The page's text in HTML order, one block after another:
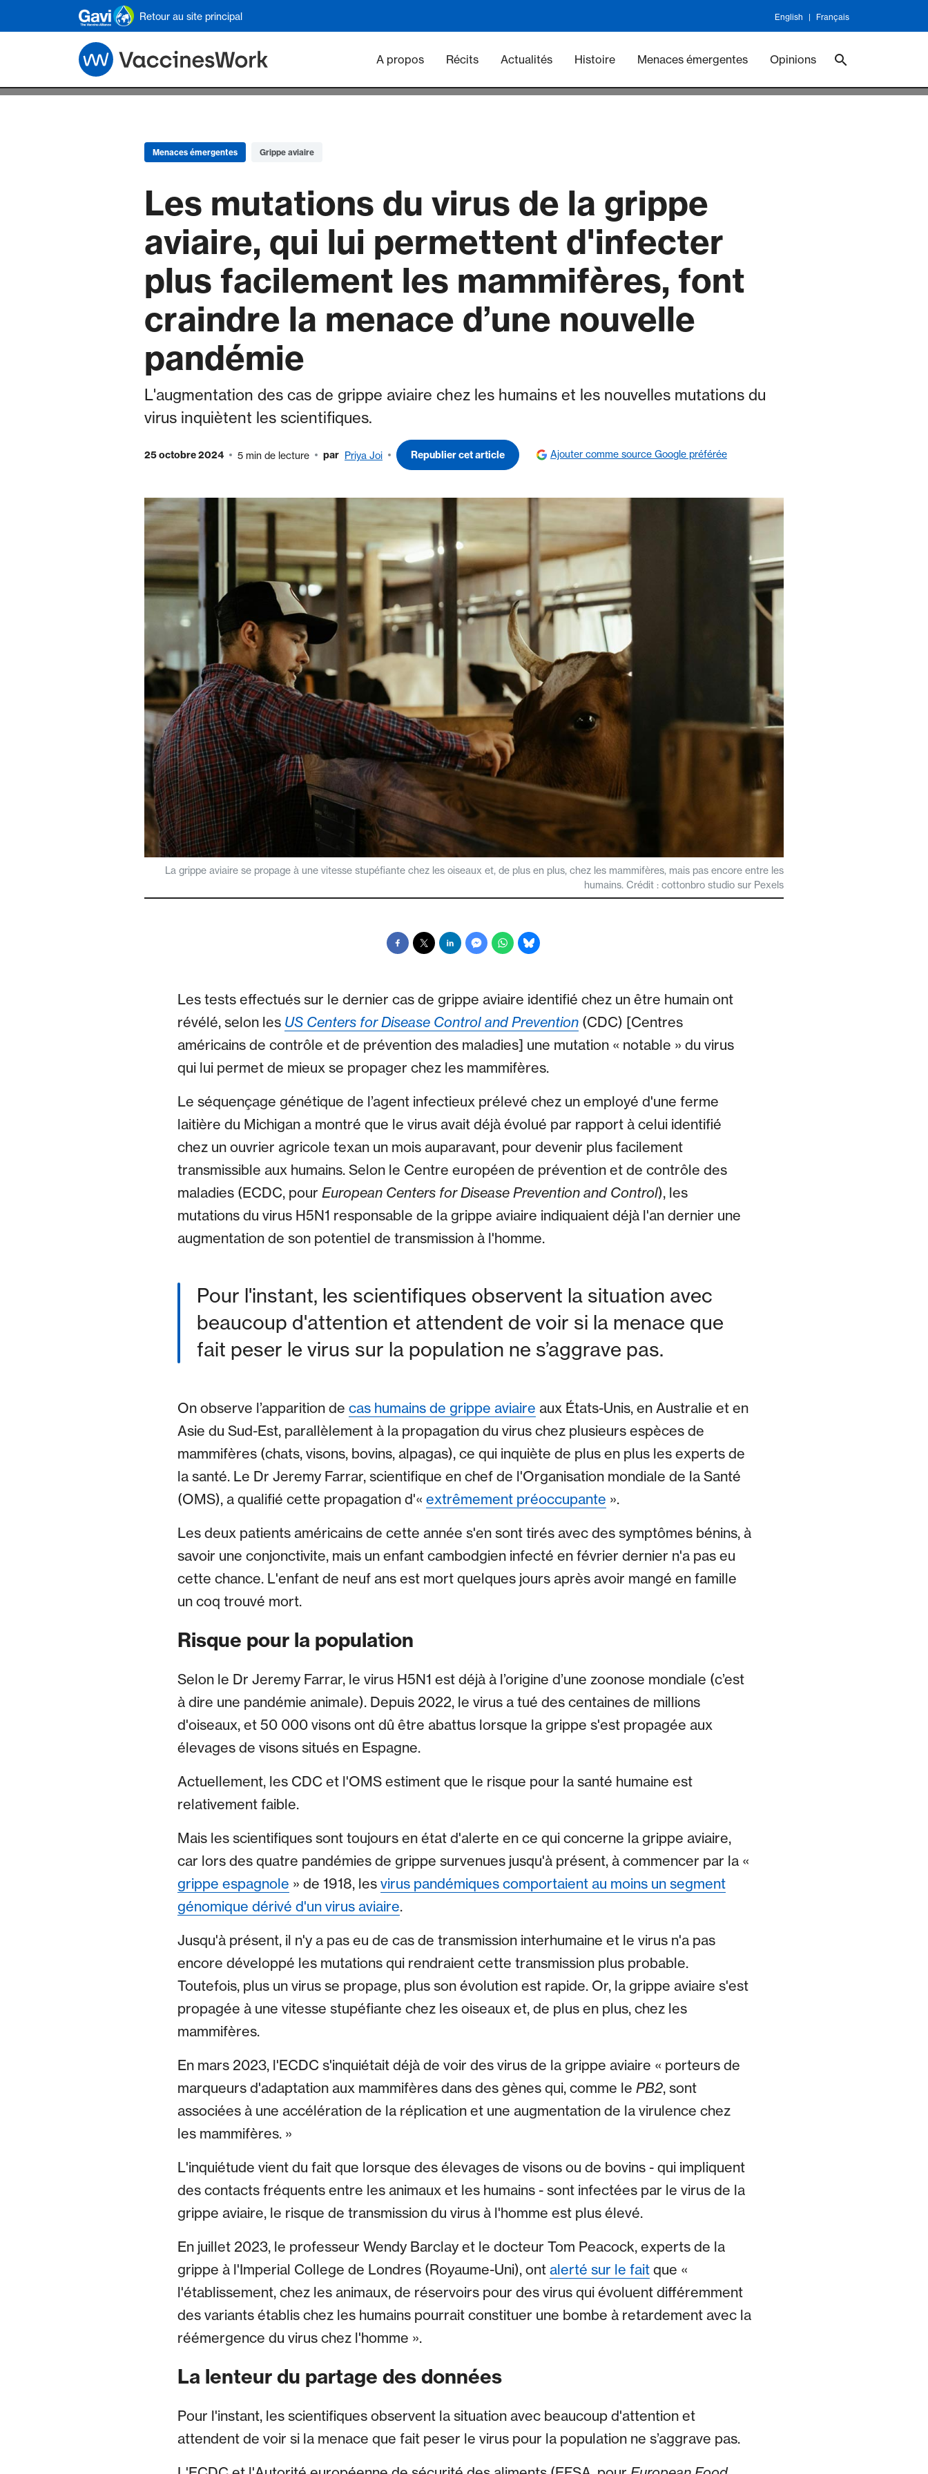
Skip to main content
Retour au site principal English Français
Main navigation - Vaccineswork
A propos Récits Actualités Histoire Menaces émergentes Opinions
Menaces émergentes Grippe aviaire
Les mutations du virus de la grippe
aviaire, qui lui permettent d'infecter
plus facilement les mammifères, font
craindre la menace d’une nouvelle
pandémie
L'augmentation des cas de grippe aviaire chez les humains et les nouvelles mutations du
virus inquiètent les scientifiques.
25 octobre 2024 5 min de lecture par Priya Joi Republier cet article Ajouter comme source Google préférée
La grippe aviaire se propage à une vitesse stupéfiante chez les oiseaux et, de plus en plus, chez les mammifères, mais pas encore entre les
humains. Crédit : cottonbro studio sur Pexels
Les tests effectués sur le dernier cas de grippe aviaire identifié chez un être humain ont
révélé, selon les US Centers for Disease Control and Prevention(CDC) [Centres
américains de contrôle et de prévention des maladies] une mutation « notable » du virus
qui lui permet de mieux se propager chez les mammifères.
Le séquençage génétique de l’agent infectieux prélevé chez un employé d'une ferme
laitière du Michigan a montré que le virus avait déjà évolué par rapport à celui identifié
chez un ouvrier agricole texan un mois auparavant, pour devenir plus facilement
transmissible aux humains. Selon le Centre européen de prévention et de contrôle des
maladies (ECDC, pour European Centers for Disease Prevention and Control), les
mutations du virus H5N1 responsable de la grippe aviaire indiquaient déjà l'an dernier une
augmentation de son potentiel de transmission à l'homme.
Pour l'instant, les scientifiques observent la situation avec
beaucoup d'attention et attendent de voir si la menace que
fait peser le virus sur la population ne s’aggrave pas.
On observe l’apparition de cas humains de grippe aviaire aux États-Unis, en Australie et en
Asie du Sud-Est, parallèlement à la propagation du virus chez plusieurs espèces de
mammifères (chats, visons, bovins, alpagas), ce qui inquiète de plus en plus les experts de
la santé. Le Dr Jeremy Farrar, scientifique en chef de l'Organisation mondiale de la Santé
(OMS), a qualifié cette propagation d'« extrêmement préoccupante ».
Les deux patients américains de cette année s'en sont tirés avec des symptômes bénins, à
savoir une conjonctivite, mais un enfant cambodgien infecté en février dernier n'a pas eu
cette chance. L'enfant de neuf ans est mort quelques jours après avoir mangé en famille
un coq trouvé mort.
Risque pour la population
Selon le Dr Jeremy Farrar, le virus H5N1 est déjà à l’origine d’une zoonose mondiale (c’est
à dire une pandémie animale). Depuis 2022, le virus a tué des centaines de millions
d'oiseaux, et 50 000 visons ont dû être abattus lorsque la grippe s'est propagée aux
élevages de visons situés en Espagne.
Actuellement, les CDC et l'OMS estiment que le risque pour la santé humaine est
relativement faible.
Mais les scientifiques sont toujours en état d'alerte en ce qui concerne la grippe aviaire,
car lors des quatre pandémies de grippe survenues jusqu'à présent, à commencer par la «
grippe espagnole » de 1918, les virus pandémiques comportaient au moins un segment
génomique dérivé d'un virus aviaire.
Jusqu'à présent, il n'y a pas eu de cas de transmission interhumaine et le virus n'a pas
encore développé les mutations qui rendraient cette transmission plus probable.
Toutefois, plus un virus se propage, plus son évolution est rapide. Or, la grippe aviaire s'est
propagée à une vitesse stupéfiante chez les oiseaux et, de plus en plus, chez les
mammifères.
En mars 2023, l'ECDC s'inquiétait déjà de voir des virus de la grippe aviaire « porteurs de
marqueurs d'adaptation aux mammifères dans des gènes qui, comme le PB2, sont
associées à une accélération de la réplication et une augmentation de la virulence chez
les mammifères. »
L'inquiétude vient du fait que lorsque des élevages de visons ou de bovins - qui impliquent
des contacts fréquents entre les animaux et les humains - sont infectées par le virus de la
grippe aviaire, le risque de transmission du virus à l'homme est plus élevé.
En juillet 2023, le professeur Wendy Barclay et le docteur Tom Peacock, experts de la
grippe à l'Imperial College de Londres (Royaume-Uni), ont alerté sur le faitque «
l'établissement, chez les animaux, de réservoirs pour des virus qui évoluent différemment
des variants établis chez les humains pourrait constituer une bombe à retardement avec la
réémergence du virus chez l'homme ».
La lenteur du partage des données
Pour l'instant, les scientifiques observent la situation avec beaucoup d'attention et
attendent de voir si la menace que fait peser le virus pour la population ne s’aggrave pas.